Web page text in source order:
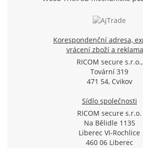
Korespondenční adresa,
vrácení zboží a
RICOM secure s.r.o.,
Tovární 319
471 54, Cvikov
Sídlo společnosti
RICOM secure s.r.o.
Na Bělidle 1135
Liberec VI-Rochlice
460 06 Liberec